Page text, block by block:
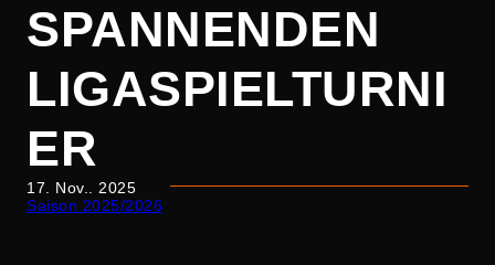
SPANNENDEN
LIGASPIELTURNI
ER
17. Nov.. 2025
Saison 2025/2026